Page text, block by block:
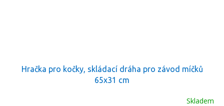
Hračka pro kočky, skládací dráha pro závod míčků
65x31 cm
Skladem